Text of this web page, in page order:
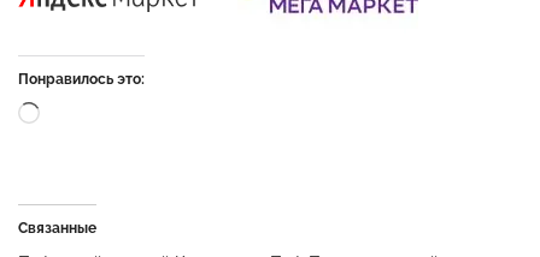
Понравилось это:
Связанные